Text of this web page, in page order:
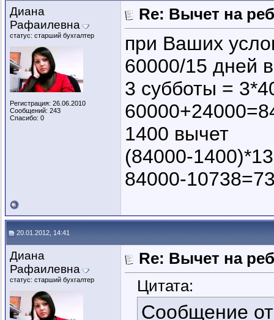
Диана
Рафаилевна
статус: старший бухгалтер
Регистрация: 26.06.2010
Сообщений: 243
Спасибо: 0
Re: Вычет на
при Ваших
60000/15 дней
3 субботы =
1400 вычет
(84000-
84000-
20.01.2012, 14:41
Диана
Рафаилевна
статус: старший бухгалтер
Re: Вычет на
Цитата:
Сообщение